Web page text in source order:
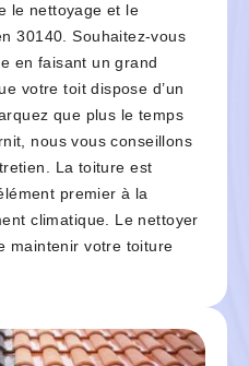
le nettoyage et le
30140. Souhaitez-vous
en faisant un grand
votre toit dispose d’un
que plus le temps
nous vous conseillons
La toiture est
premier à la
climatique. Le nettoyer
maintenir votre toiture